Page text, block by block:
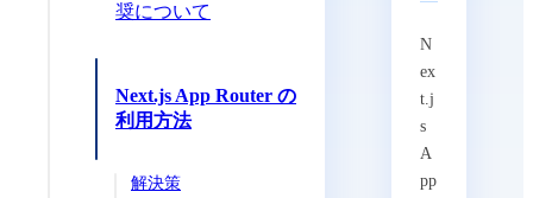
奨について
Next.js App Router の
利用方法
解決策
N
ex
t.j
s
A
pp